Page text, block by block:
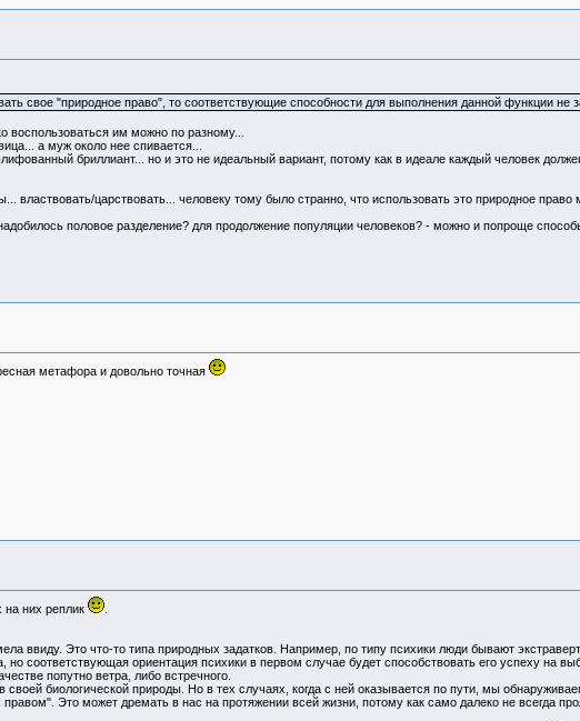
свое "природное право", то соответствующие способности для выполнения данной функции не
воспользоваться им можно по разному...
а муж около нее спивается...
бриллиант... но и это не идеальный вариант, потому как в идеале каждый человек
властвовать/царствовать... человеку тому было странно, что использовать это природное
половое разделение? для продолжение популяции человеков? - можно и попроще
метафора и довольно точная
них реплик
.
ввиду. Это что-то типа природных задатков. Например, по типу психики люди бывают
соответствующая ориентация психики в первом случае будет способствовать его успеху на
попутно ветра, либо встречного.
биологической природы. Но в тех случаях, когда с ней оказывается по пути, мы
Это может дремать в нас на протяжении всей жизни, потому как само далеко не всегда